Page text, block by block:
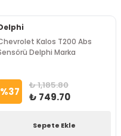
Kalos T200 Abs
Delphi Marka
%37 ₺ 1,185.80
₺ 749.70
Sepete Ekle